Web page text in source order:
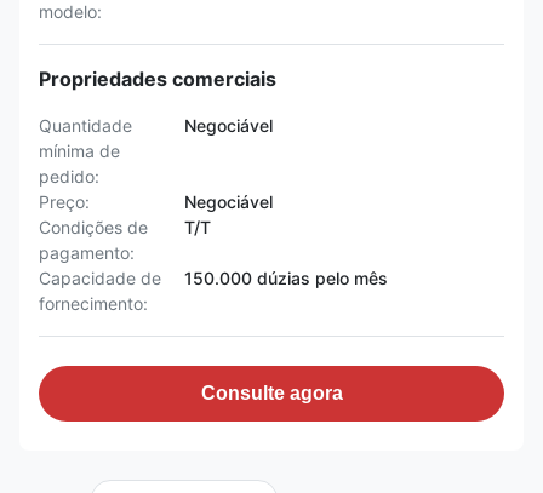
modelo:
Propriedades comerciais
Quantidade
mínima de
pedido:
Negociável
Preço:
Negociável
Condições de
pagamento:
T/T
Capacidade de
fornecimento:
150.000 dúzias pelo mês
Consulte agora